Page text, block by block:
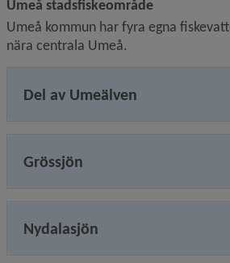
Umeå stadsfiskeområde
Umeå kommun har fyra egna
nära centrala Umeå.
Del av Umeälven
Grössjön
Nydalasjön